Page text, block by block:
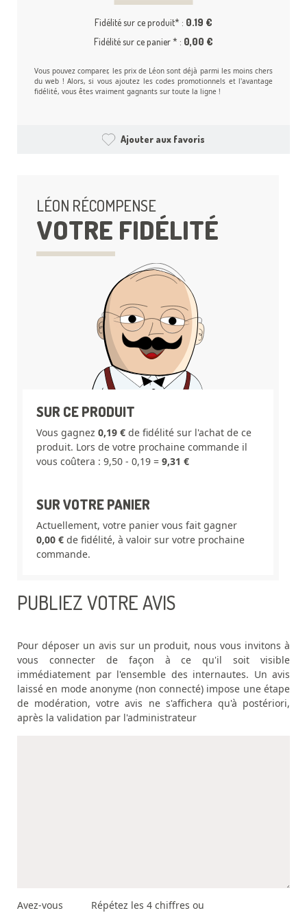
Fidélité sur ce produit* : 0.19 €
Fidélité sur ce panier * : 0,00 €
Vous pouvez comparer, les prix de Léon sont déjà parmi les moins chers
du web ! Alors, si vous ajoutez les codes promotionnels et l'avantage
fidélité, vous êtes vraiment gagnants sur toute la ligne !
Ajouter aux favoris
LÉON RÉCOMPENSE
VOTRE FIDÉLITÉ
SUR CE PRODUIT
Vous gagnez 0,19 € de fidélité sur l'achat de ce
produit. Lors de votre prochaine commande il
vous coûtera : 9,50 - 0,19 = 9,31 €
SUR VOTRE PANIER
Actuellement, votre panier vous fait gagner
0,00 € de fidélité, à valoir sur votre prochaine
commande.
PUBLIEZ VOTRE AVIS
Pour déposer un avis sur un produit, nous vous invitons à
vous connecter de façon à ce qu'il soit visible
immédiatement par l'ensemble des internautes. Un avis
laissé en mode anonyme (non connecté) impose une étape
de modération, votre avis ne s'affichera qu'à postériori,
après la validation par l'administrateur
Avez-vous
Répétez les 4 chiffres ou